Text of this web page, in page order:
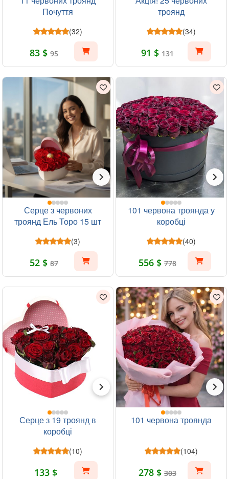
Почуття
(32)
83 $ 95
троянд
(34)
91 $ 131
Серце з червоних
троянд Ель Торо 15 шт
(3)
52 $ 87
101 червона троянда у
коробці
(40)
556 $ 778
Серце з 19 троянд в
коробці
(10)
133 $
101 червона троянда
(104)
278 $ 303